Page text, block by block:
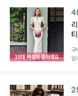
10대 여성이 좋아해요
구
알